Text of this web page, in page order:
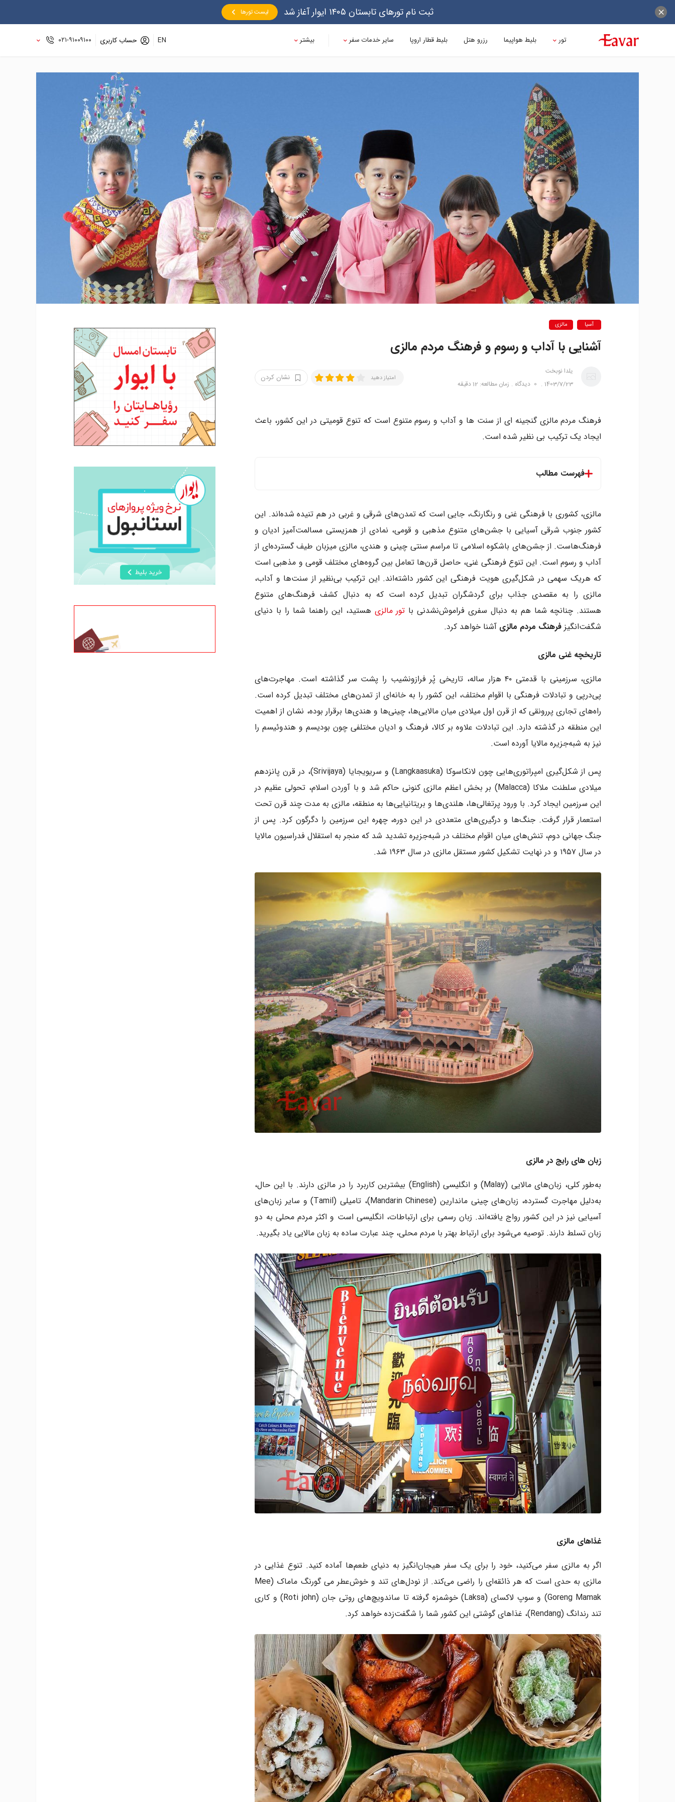
ثبت نام تورهای تابستان ۱۴۰۵ ایوار آغاز شد لیست تورها
تور بلیط هواپیما رزرو هتل بلیط قطار اروپا سایر خدمات سفر بیشتر EN حساب کاربری ۰۲۱-۹۱۰۰۹۱۰۰
آسیا مالزی
آشنایی با آداب و رسوم و فرهنگ مردم مالزی
یلدا نوبخت
1403/7/23
0 دیدگاه زمان مطالعه: 12 دقیقه
امتیاز دهید نشان کردن
فرهنگ مردم مالزی گنجینه ای از سنت ها و آداب و رسوم متنوع است که تنوع قومیتی در این کشور، باعث
ایجاد یک ترکیب بی نظیر شده است.
فهرست مطالب
زبان های رایج در مالزی
غذاهای مالزی
جشنواره ها در مالزی
موسیقی و رقص های محلی مالزی
هنرهای دستی مالزی
تنوع ادیان در مالزی
معماری مالزی
قوانین مالزی
خانواده و اجتماع در مالزی
رسوم هدیه دادن در مالزی
برقراری ارتباط مردم در مالزی
نکاتی درباره آداب و رسوم مالزی
مالزی، کشوری با فرهنگی غنی و رنگارنگ، جایی است که تمدن‌های شرقی و غربی در هم تنیده شده‌اند. این
کشور جنوب شرقی آسیایی با جشن‌های متنوع مذهبی و قومی، نمادی از همزیستی مسالمت‌آمیز ادیان و
فرهنگ‌هاست. از جشن‌های باشکوه اسلامی تا مراسم سنتی چینی و هندی، مالزی میزبان طیف گسترده‌ای از
آداب و رسوم است. این تنوع فرهنگی غنی، حاصل قرن‌ها تعامل بین گروه‌های مختلف قومی و مذهبی است
که هریک سهمی در شکل‌گیری هویت فرهنگی این کشور داشته‌اند. این ترکیب بی‌نظیر از سنت‌ها و آداب،
مالزی را به مقصدی جذاب برای گردشگران تبدیل کرده است که به دنبال کشف فرهنگ‌های متنوع
هستند. چنانچه شما هم به دنبال سفری فراموش‌نشدنی با تور مالزی هستید، این راهنما شما را با دنیای
شگفت‌انگیز فرهنگ مردم مالزی آشنا خواهد کرد.
تاریخچه غنی مالزی
مالزی، سرزمینی با قدمتی ۴۰ هزار ساله، تاریخی پُر فرازونشیب را پشت سر گذاشته است. مهاجرت‌های
پی‌درپی و تبادلات فرهنگی با اقوام مختلف، این کشور را به خانه‌ای از تمدن‌های مختلف تبدیل کرده است.
راه‌های تجاری پررونقی که از قرن اول میلادی میان مالایی‌ها، چینی‌ها و هندی‌ها برقرار بوده، نشان از اهمیت
این منطقه در گذشته دارد. این تبادلات علاوه بر کالا، فرهنگ و ادیان مختلفی چون بودیسم و هندوئیسم را
نیز به شبه‌جزیره مالایا آورده است.
پس از شکل‌گیری امپراتوری‌هایی چون لانکاسوکا (Langkaasuka) و سریویجایا (Srivijaya)، در قرن پانزدهم
میلادی سلطنت ملاکا (Malacca) بر بخش اعظم مالزی کنونی حاکم شد و با آوردن اسلام، تحولی عظیم در
این سرزمین ایجاد کرد. با ورود پرتغالی‌ها، هلندی‌ها و بریتانیایی‌ها به منطقه، مالزی به مدت چند قرن تحت
استعمار قرار گرفت. جنگ‌ها و درگیری‌های متعددی در این دوره، چهره این سرزمین را دگرگون کرد. پس از
جنگ جهانی دوم، تنش‌های میان اقوام مختلف در شبه‌جزیره تشدید شد که منجر به استقلال فدراسیون مالایا
در سال ۱۹۵۷ و در نهایت تشکیل کشور مستقل مالزی در سال ۱۹۶۳ شد.
زبان های رایج در مالزی
به‌طور کلی، زبان‌های مالایی (Malay) و انگلیسی (English) بیشترین کاربرد را در مالزی دارند. با این حال،
به‌دلیل مهاجرت گسترده، زبان‌های چینی ماندارین (Mandarin Chinese)، تامیلی (Tamil) و سایر زبان‌های
آسیایی نیز در این کشور رواج یافته‌اند. زبان رسمی برای ارتباطات، انگلیسی است و اکثر مردم محلی به دو
زبان تسلط دارند. توصیه می‌شود برای ارتباط بهتر با مردم محلی، چند عبارت ساده به زبان مالایی یاد بگیرید.
غذاهای مالزی
اگر به مالزی سفر می‌کنید، خود را برای یک سفر هیجان‌انگیز به دنیای طعم‌ها آماده کنید. تنوع غذایی در
مالزی به حدی است که هر ذائقه‌ای را راضی می‌کند. از نودل‌های تند و خوش‌عطر می گورنگ ماماک (Mee
Goreng Mamak) و سوپ لاکسای (Laksa) خوشمزه گرفته تا ساندویچ‌های روتی جان (Roti john) و کاری
تند رندانگ (Rendang)، غذاهای گوشتی این کشور شما را شگفت‌زده خواهد کرد.